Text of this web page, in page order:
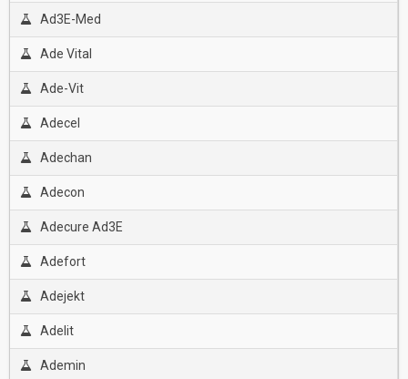
Ad3E-Med
Ade Vital
Ade-Vit
Adecel
Adechan
Adecon
Adecure Ad3E
Adefort
Adejekt
Adelit
Ademin